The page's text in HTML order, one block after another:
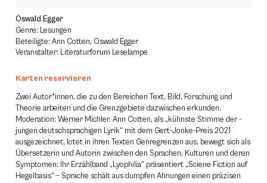
Oswald Egger
Genre: Lesungen
Beteiligte: Ann Cotten, Oswald Egger
Veranstalter: Literaturforum Leselampe
Karten reservieren
Zwei Autor*innen, die zu den Bereichen Text, Bild, Forschung und
Theorie arbeiten und die Grenzgebiete dazwischen erkunden.
Moderation: Werner Michler. Ann Cotten, als „kühnste Stimme der ­
jungen deutschsprachigen Lyrik“ mit dem Gert-Jonke-Preis 2021
ausgezeichnet, lotet in ihren Texten Genregrenzen aus, bewegt sich als
Übersetzerin und Autorin zwischen den Sprachen, Kulturen und deren
Symptomen: Ihr Erzählband „Lyophilia“ präsentiert „Sciene Fiction auf
Hegelbasis“ – Sprache schält aus dumpfen Ahnungen einen präzisen